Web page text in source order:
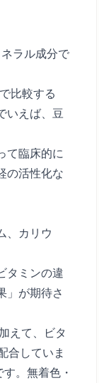
ラル成分で
比較する
いえば、豆
て臨床的に
の活性化な
、カリウ
タミンの違
」が期待さ
えて、ビタ
合していま
。無着色・